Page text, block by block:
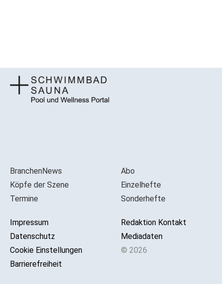
BranchenNews
Köpfe der Szene
Termine
Impressum
Datenschutz
Cookie Einstellungen
Barrierefreiheit
Abo
Einzelhefte
Sonderhefte
Redaktion Kontakt
Mediadaten
© 2026